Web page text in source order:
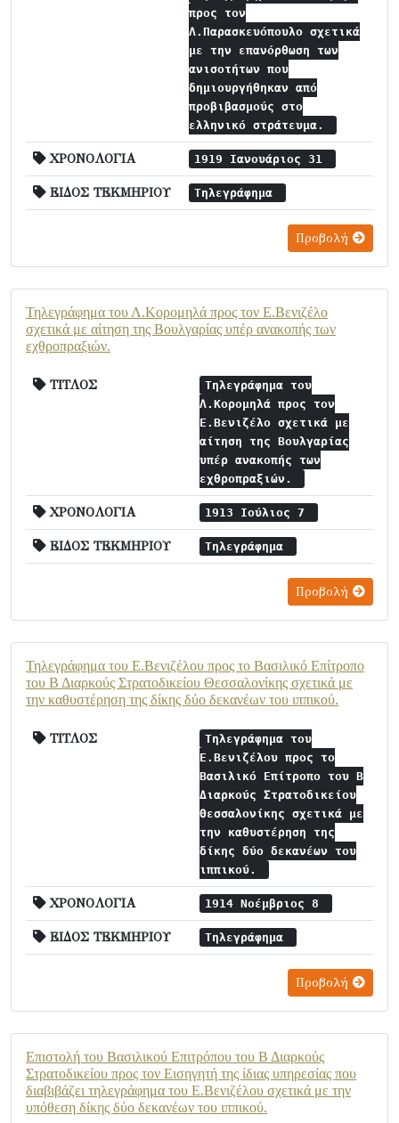
προς τον
Λ.Παρασκευόπουλο σχετικά
με την επανόρθωση των
ανισοτήτων που
δημιουργήθηκαν από
προβιβασμούς στο
ελληνικό στράτευμα.
ΧΡΟΝΟΛΟΓΙΑ 1919 Ιανουάριος 31
ΕΙΔΟΣ ΤΕΚΜΗΡΙΟΥ Τηλεγράφημα
Προβολή
Τηλεγράφημα του Λ.Κορομηλά προς τον Ε.Βενιζέλο
σχετικά με αίτηση της Βουλγαρίας υπέρ ανακοπής των
εχθροπραξιών.
ΤΙΤΛΟΣ
Τηλεγράφημα του
Λ.Κορομηλά προς τον
Ε.Βενιζέλο σχετικά με
αίτηση της Βουλγαρίας
υπέρ ανακοπής των
εχθροπραξιών.
ΧΡΟΝΟΛΟΓΙΑ 1913 Ιούλιος 7
ΕΙΔΟΣ ΤΕΚΜΗΡΙΟΥ Τηλεγράφημα
Προβολή
Τηλεγράφημα του Ε.Βενιζέλου προς το Βασιλικό Επίτροπο
του Β Διαρκούς Στρατοδικείου Θεσσαλονίκης σχετικά με
την καθυστέρηση της δίκης δύο δεκανέων του ιππικού.
ΤΙΤΛΟΣ
Τηλεγράφημα του
Ε.Βενιζέλου προς το
Βασιλικό Επίτροπο του Β
Διαρκούς Στρατοδικείου
Θεσσαλονίκης σχετικά με
την καθυστέρηση της
δίκης δύο δεκανέων του
ιππικού.
ΧΡΟΝΟΛΟΓΙΑ 1914 Νοέμβριος 8
ΕΙΔΟΣ ΤΕΚΜΗΡΙΟΥ Τηλεγράφημα
Προβολή
Επιστολή του Βασιλικού Επιτρόπου του Β Διαρκούς
Στρατοδικείου προς τον Εισηγητή της ίδιας υπηρεσίας που
διαβιβάζει τηλεγράφημα του Ε.Βενιζέλου σχετικά με την
υπόθεση δίκης δύο δεκανέων του ιππικού.